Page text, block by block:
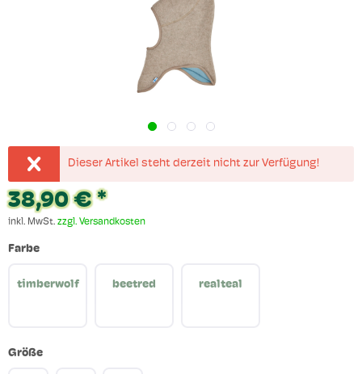
Dieser Artikel steht derzeit nicht zur Verfügung!
38,90 € *
inkl. MwSt. zzgl. Versandkosten
Farbe
timberwolf beetred realteal
Größe